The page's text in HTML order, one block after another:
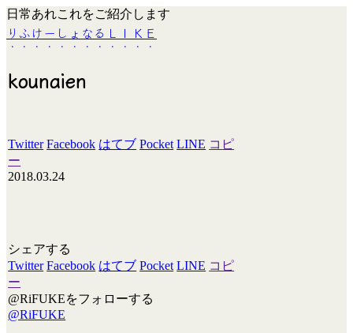
日常あれこれをご紹介します
りふけーしょなるＬＩＫＥ
kounaien
Twitter Facebook はてブ Pocket LINE コピ
ー
2018.03.24
シェアする
Twitter Facebook はてブ Pocket LINE コピ
ー
@RiFUKEをフォローする
@RiFUKE